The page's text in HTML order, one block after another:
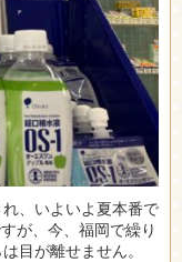
、いよいよ夏本番で
が、今、福岡で繰り
目が離せません。